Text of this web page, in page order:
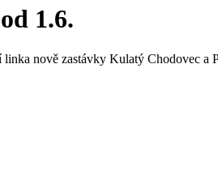
1.6.
nově zastávky Kulatý Chodovec